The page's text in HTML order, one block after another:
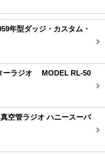
年型ダッジ・カスタム・
ーラジオ MODEL RL-50
空管ラジオ ハニースーパ